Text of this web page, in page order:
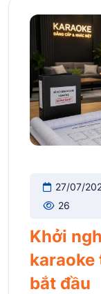
27/07/
26
Khởi
bắt đầu